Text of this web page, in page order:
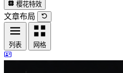
樱花特效
文章布局
列表 网格